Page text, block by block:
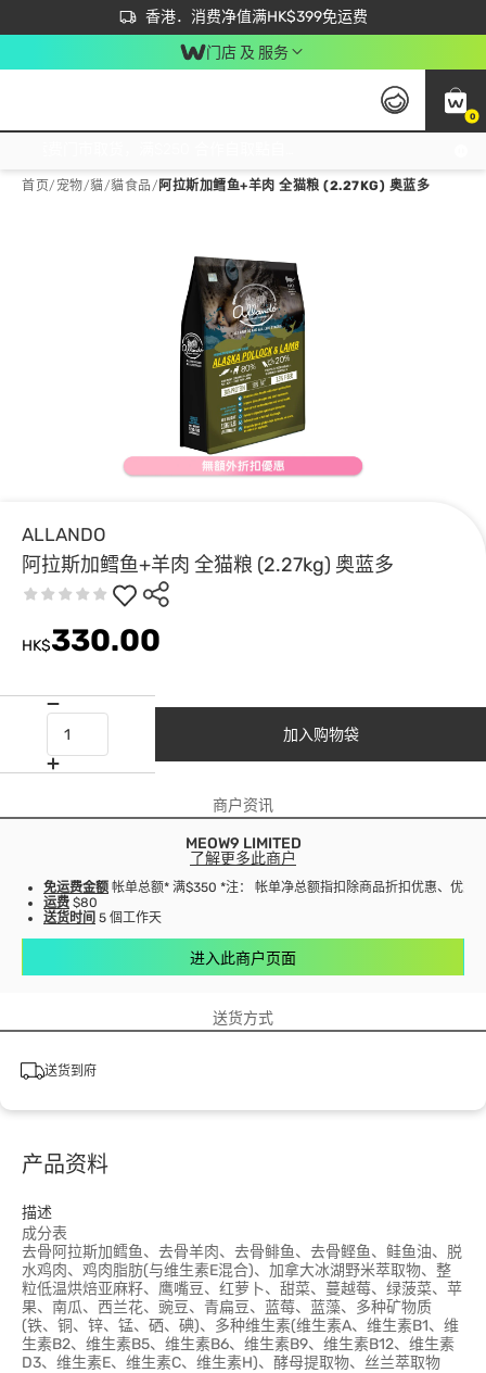
香港．消费净值满HK$399免运费
立即成为易赏钱会员尽享独家优惠
首次APP下单买满$450 输入 NEWAPP 即减$50
门店 及 服务
0
首页/ 宠物/貓/貓食品/ 阿拉斯加鳕鱼+羊肉 全猫粮 (2.27KG) 奥蓝多
ALLANDO
阿拉斯加鳕鱼+羊肉 全猫粮 (2.27kg) 奥蓝多
HK$330.00
加入购物袋
商户资讯
MEOW9 LIMITED
了解更多此商户
免运费金额 帐单总额* 满$350 *注： 帐单净总额指扣除商品折扣优惠、优惠
运费 $80
送货时间 5 個工作天
进入此商户页面
送货方式
送货到府
产品资料
描述
成分表
去骨阿拉斯加鳕鱼、去骨羊肉、去骨鲱鱼、去骨鲣鱼、鲑鱼油、脱
水鸡肉、鸡肉脂肪(与维生素E混合)、加拿大冰湖野米萃取物、整
粒低温烘焙亚麻籽、鹰嘴豆、红萝卜、甜菜、蔓越莓、绿菠菜、苹
果、南瓜、西兰花、豌豆、青扁豆、蓝莓、蓝藻、多种矿物质
(铁、铜、锌、锰、硒、碘)、多种维生素(维生素A、维生素B1、维
生素B2、维生素B5、维生素B6、维生素B9、维生素B12、维生素
D3、维生素E、维生素C、维生素H)、酵母提取物、丝兰萃取物